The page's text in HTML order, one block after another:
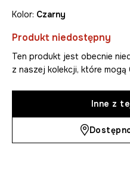
Kolor: czarny
Produkt niedostępny
Ten produkt jest obecnie
z naszej kolekcji, które mogą
Inne z